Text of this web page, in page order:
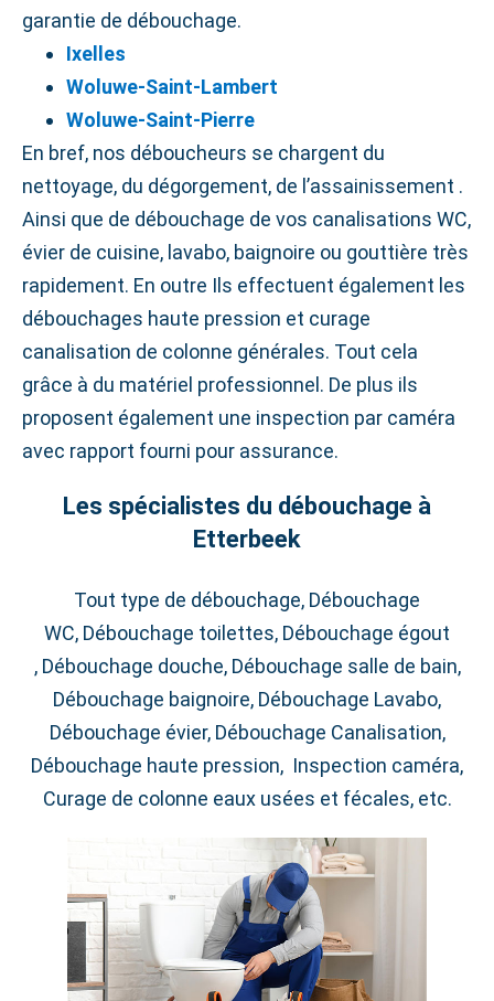
garantie de débouchage.
Ixelles
Woluwe‑Saint‑Lambert
Woluwe‑Saint‑Pierre
En bref, nos déboucheurs se chargent du
nettoyage, du dégorgement, de l’assainissement .
Ainsi que de débouchage de vos canalisations WC,
évier de cuisine, lavabo, baignoire ou gouttière très
rapidement. En outre Ils effectuent également les
débouchages haute pression et curage
canalisation de colonne générales. Tout cela
grâce à du matériel professionnel. De plus ils
proposent également une inspection par caméra
avec rapport fourni pour assurance.
Les spécialistes du débouchage à
Etterbeek
Tout type de débouchage, Débouchage
WC, Débouchage toilettes, Débouchage égout
, Débouchage douche, Débouchage salle de bain,
Débouchage baignoire, Débouchage Lavabo,
Débouchage évier, Débouchage Canalisation,
Débouchage haute pression, Inspection caméra,
Curage de colonne eaux usées et fécales, etc.